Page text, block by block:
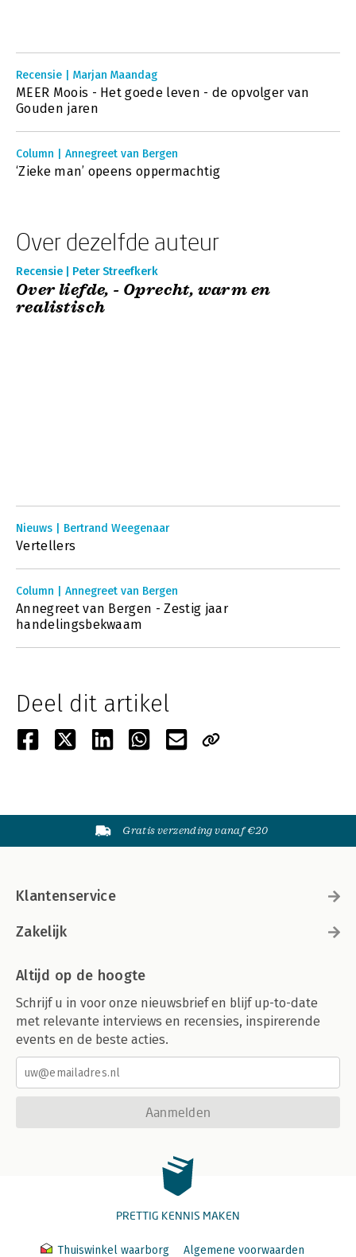
Recensie | Marjan Maandag
MEER Moois - Het goede leven - de opvolger van
Gouden jaren
Column | Annegreet van Bergen
‘Zieke man’ opeens oppermachtig
Over dezelfde auteur
Recensie | Peter Streefkerk
Over liefde, - Oprecht, warm en
realistisch
Nieuws | Bertrand Weegenaar
Vertellers
Column | Annegreet van Bergen
Annegreet van Bergen - Zestig jaar
handelingsbekwaam
Deel dit artikel
Gratis verzending vanaf €20
Klantenservice
Zakelijk
Altijd op de hoogte
Schrijf u in voor onze nieuwsbrief en blijf up-to-date
met relevante interviews en recensies, inspirerende
events en de beste acties.
Aanmelden
PRETTIG KENNIS MAKEN
Thuiswinkel waarborg Algemene voorwaarden